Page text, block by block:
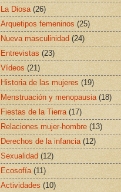
La Diosa (26)
Arquetipos femeninos (25)
Nueva masculinidad (24)
Entrevistas (23)
Vídeos (21)
Historia de las mujeres (19)
Menstruación y menopausia (18)
Fiestas de la Tierra (17)
Relaciones mujer-hombre (13)
Derechos de la infancia (12)
Sexualidad (12)
Ecosofía (11)
Actividades (10)